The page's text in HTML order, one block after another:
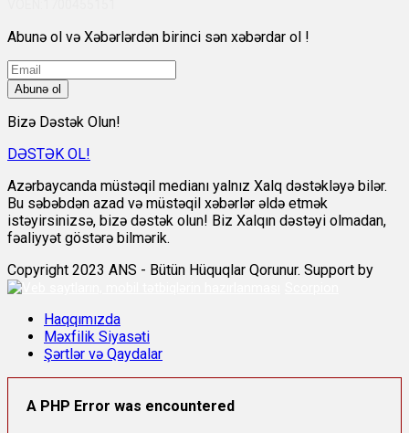
Abunə ol və Xəbərlərdən birinci sən xəbərdar ol !
Abunə ol
Bizə Dəstək Olun!
DƏSTƏK OL!
Azərbaycanda müstəqil medianı yalnız Xalq dəstəkləyə bilər.
Bu səbəbdən azad və müstəqil xəbərlər əldə etmək
istəyirsinizsə, bizə dəstək olun! Biz Xalqın dəstəyi olmadan,
fəaliyyət göstərə bilmərik.
Copyright 2023 ANS - Bütün Hüquqlar Qorunur. Support by
Haqqımızda
Məxfilik Siyasəti
Şərtlər və Qaydalar
A PHP Error was encountered